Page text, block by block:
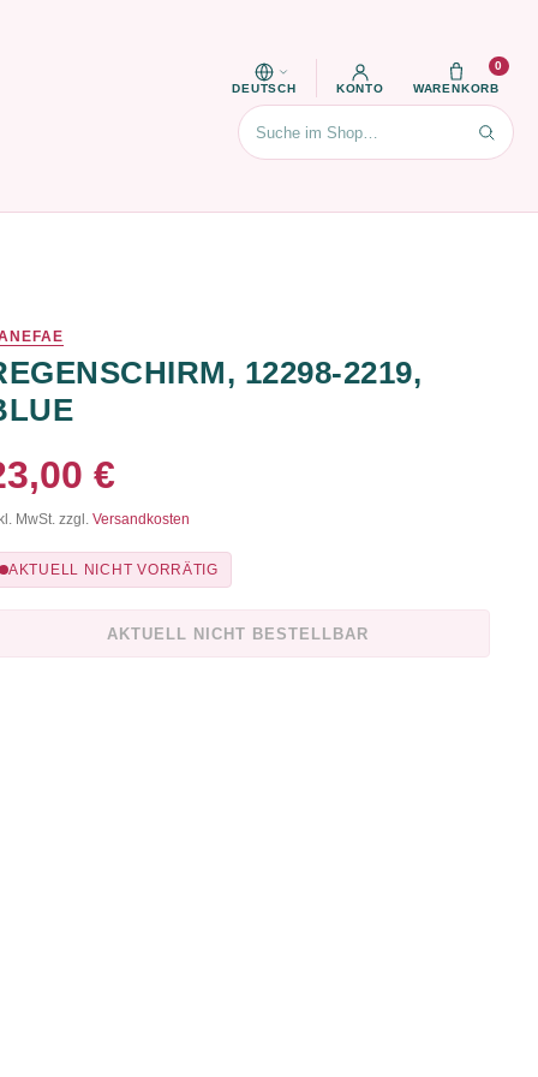
DEUTSCH KONTO WARENKORB
0
Suchen
12298-2219,
€
MwSt. zzgl. Versandkosten
AKTUELL NICHT VORRÄTIG
AKTUELL NICHT BESTELLBAR